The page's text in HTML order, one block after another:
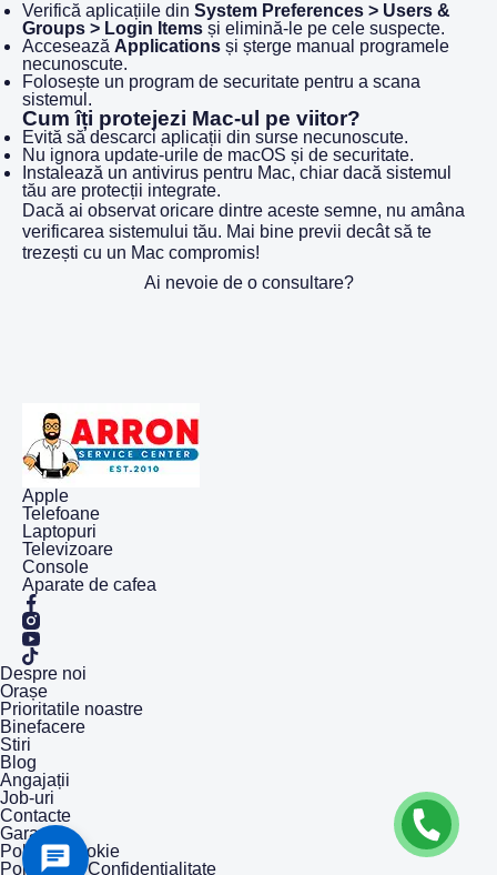
Verifică aplicațiile din System Preferences > Users &
Groups > Login Items și elimină-le pe cele suspecte.
Accesează Applications și șterge manual programele
necunoscute.
Folosește un program de securitate pentru a scana
sistemul.
Cum îți protejezi Mac-ul pe viitor?
Evită să descarci aplicații din surse necunoscute.
Nu ignora update-urile de macOS și de securitate.
Instalează un antivirus pentru Mac, chiar dacă sistemul
tău are protecții integrate.
Dacă ai observat oricare dintre aceste semne, nu amâna
verificarea sistemului tău. Mai bine previi decât să te
trezești cu un Mac compromis!
Ai nevoie de o consultare?
Apple
Telefoane
Laptopuri
Televizoare
Console
Aparate de cafea
Despre noi
Orașe
Prioritatile noastre
Binefacere
Stiri
Blog
Angajații
Job-uri
Contacte
Garanție
Politica Cookie
Politică de Confidențialitate